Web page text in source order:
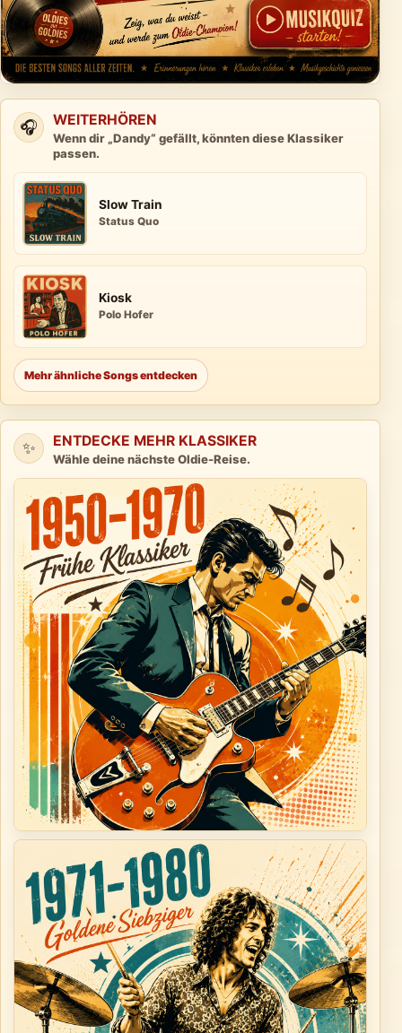
🎧 WEITERHÖREN
Wenn dir „Dandy“ gefällt, könnten diese Klassiker
passen.
Slow Train
Status Quo
Kiosk
Polo Hofer
Mehr ähnliche Songs entdecken
✨ ENTDECKE MEHR KLASSIKER
Wähle deine nächste Oldie-Reise.